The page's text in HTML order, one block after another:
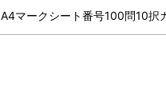
A4マークシート番号100問10択